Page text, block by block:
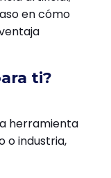
en cómo
ti?
herramienta
o industria,